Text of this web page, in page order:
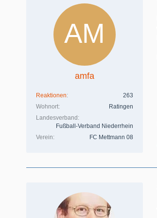
amfa
Reaktionen
263
Wohnort
Ratingen
Landesverband
Fußball-Verband Niederrhein
Verein
FC Mettmann 08